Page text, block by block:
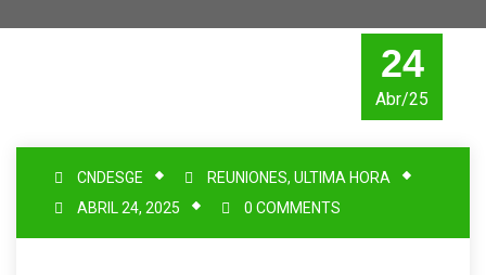
24
Abr/25
CNDESGE REUNIONES, ULTIMA HORA
ABRIL 24, 2025
0 COMMENTS